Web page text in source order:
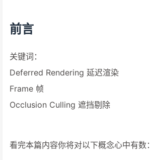
前言
关键词：
Deferred Rendering 延迟渲染
Frame 帧
Occlusion Culling 遮挡剔除
看完本篇内容你将对以下概念心中有数：